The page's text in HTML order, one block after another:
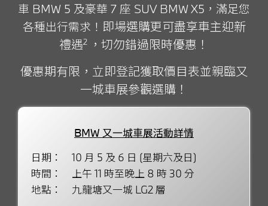
車 BMW 5 及豪華 7 座 SUV BMW X5 ， 滿足您
各種出行需求！ 即場選購更可盡享車主迎新
禮遇2
，切勿錯過限時優惠！
優惠期有限，立即登記獲取價目表並親臨又
一城車展參觀選購 ！
BMW 又一城車展活動詳情
日期：
10 月 5 及 6 日 (星期六及日)
時間：
上午 11 時至晚上 8 時 30 分
地點：
九龍塘又一城 LG2 層